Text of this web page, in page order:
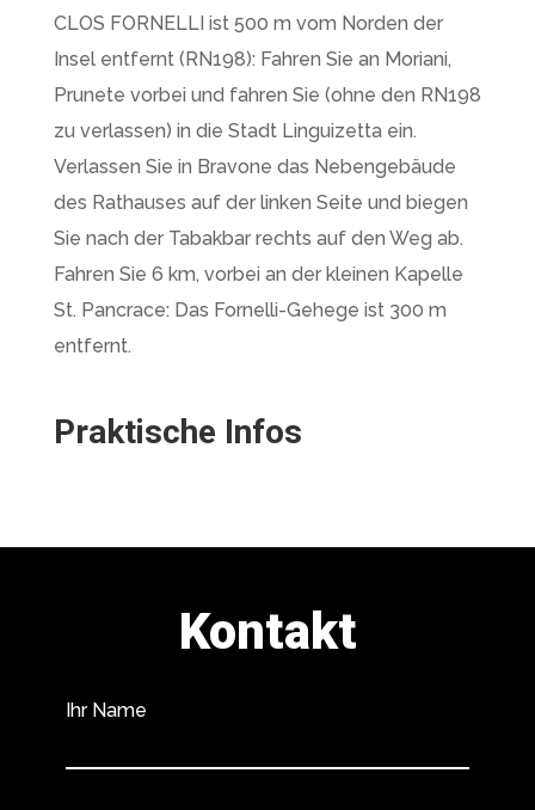
CLOS FORNELLI ist 500 m vom Norden der
Insel entfernt (RN198): Fahren Sie an Moriani,
Prunete vorbei und fahren Sie (ohne den RN198
zu verlassen) in die Stadt Linguizetta ein.
Verlassen Sie in Bravone das Nebengebäude
des Rathauses auf der linken Seite und biegen
Sie nach der Tabakbar rechts auf den Weg ab.
Fahren Sie 6 km, vorbei an der kleinen Kapelle
St. Pancrace: Das Fornelli-Gehege ist 300 m
entfernt.
Praktische Infos
Kontakt
Ihr Name